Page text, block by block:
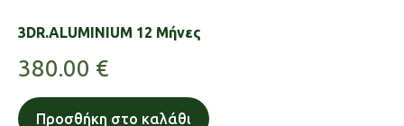
3DR.ALUMINIUM 12 Μήνες
380.00 €
Προσθήκη στο καλάθι